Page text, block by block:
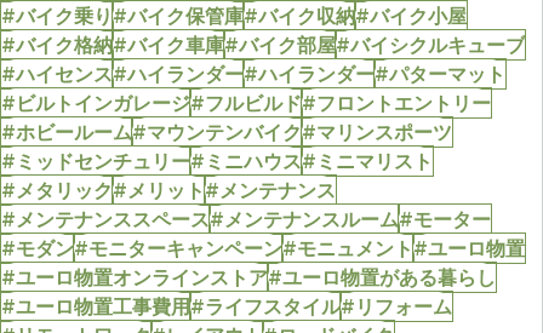
#バイク乗り#バイク保管庫#バイク収納#バイク小屋
#バイク格納#バイク車庫#バイク部屋#バイシクルキューブ
#ハイセンス#ハイランダー#ハイランダー#パターマット
#ビルトインガレージ#フルビルド#フロントエントリー
#ホビールーム#マウンテンバイク#マリンスポーツ
#ミッドセンチュリー#ミニハウス#ミニマリスト
#メタリック#メリット#メンテナンス
#メンテナンススペース#メンテナンスルーム#モーター
#モダン#モニターキャンペーン#モニュメント#ユーロ物置
#ユーロ物置オンラインストア#ユーロ物置がある暮らし
#ユーロ物置工事費用#ライフスタイル#リフォーム